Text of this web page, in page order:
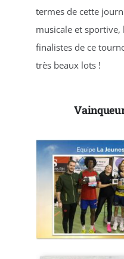
termes de cette
musicale et
finalistes de ce
très beaux lots !